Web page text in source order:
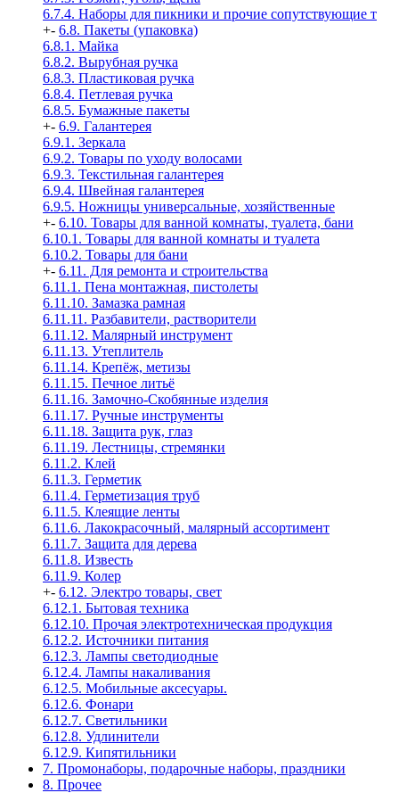
6.7.4. Наборы для пикники и прочие сопутствующие т
+- 6.8. Пакеты (упаковка)
6.8.1. Майка
6.8.2. Вырубная ручка
6.8.3. Пластиковая ручка
6.8.4. Петлевая ручка
6.8.5. Бумажные пакеты
+- 6.9. Галантерея
6.9.1. Зеркала
6.9.2. Товары по уходу волосами
6.9.3. Текстильная галантерея
6.9.4. Швейная галантерея
6.9.5. Ножницы универсальные, хозяйственные
+- 6.10. Товары для ванной комнаты, туалета, бани
6.10.1. Товары для ванной комнаты и туалета
6.10.2. Товары для бани
+- 6.11. Для ремонта и строительства
6.11.1. Пена монтажная, пистолеты
6.11.10. Замазка рамная
6.11.11. Разбавители, растворители
6.11.12. Малярный инструмент
6.11.13. Утеплитель
6.11.14. Крепёж, метизы
6.11.15. Печное литьё
6.11.16. Замочно-Скобянные изделия
6.11.17. Ручные инструменты
6.11.18. Защита рук, глаз
6.11.19. Лестницы, стремянки
6.11.2. Клей
6.11.3. Герметик
6.11.4. Герметизация труб
6.11.5. Клеящие ленты
6.11.6. Лакокрасочный, малярный ассортимент
6.11.7. Защита для дерева
6.11.8. Известь
6.11.9. Колер
+- 6.12. Электро товары, свет
6.12.1. Бытовая техника
6.12.10. Прочая электротехническая продукция
6.12.2. Источники питания
6.12.3. Лампы светодиодные
6.12.4. Лампы накаливания
6.12.5. Мобильные аксесуары.
6.12.6. Фонари
6.12.7. Светильники
6.12.8. Удлинители
6.12.9. Кипятильники
7. Промонаборы, подарочные наборы, праздники
8. Прочее